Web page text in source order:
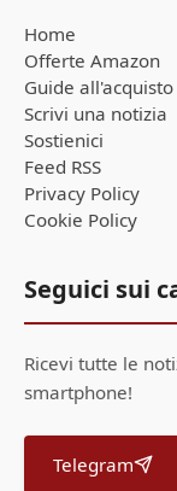
Home
Offerte Amazon
Guide all'acquisto
Scrivi una notizia
Sostienici
Feed RSS
Privacy Policy
Cookie Policy
Seguici sui
Ricevi tutte le
smartphone!
Telegram